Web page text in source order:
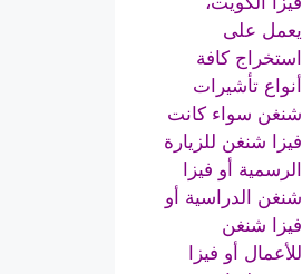
يعمل على
استخراج كافة
أنواع تأشيرات
شنغن سواء كانت
فيزا شنغن للزيارة
الرسمية أو فيزا
شنغن الدراسية أو
فيزا شنغن
للأعمال أو فيزا